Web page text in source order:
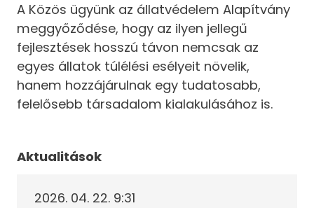
A Közös ügyünk az állatvédelem Alapítvány
meggyőződése, hogy az ilyen jellegű
fejlesztések hosszú távon nemcsak az
egyes állatok túlélési esélyeit növelik,
hanem hozzájárulnak egy tudatosabb,
felelősebb társadalom kialakulásához is.
Aktualitások
2026. 04. 22. 9:31